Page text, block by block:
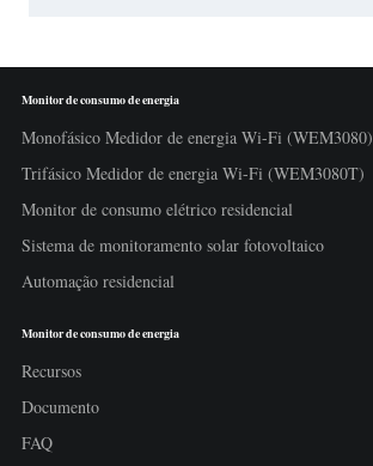
Monitor de consumo de energia
Monofásico Medidor de energia Wi-Fi (WEM3080)
Trifásico Medidor de energia Wi-Fi (WEM3080T)
Monitor de consumo elétrico residencial
Sistema de monitoramento solar fotovoltaico
Automação residencial
Monitor de consumo de energia
Recursos
Documento
FAQ